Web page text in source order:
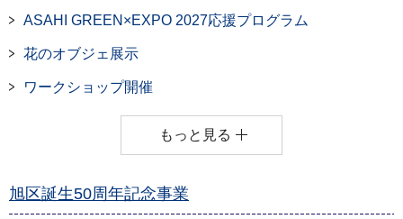
ASAHI GREEN×EXPO 2027応援プログラム
花のオブジェ展示
ワークショップ開催
もっと見る
旭区誕生50周年記念事業